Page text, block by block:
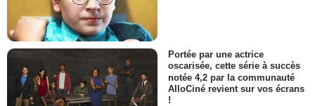
Portée par une actrice
oscarisée, cette série à succès
notée 4,2 par la communauté
AlloCiné revient sur vos écrans
!